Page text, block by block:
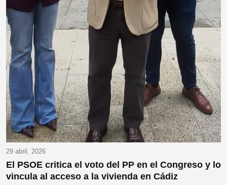
29 abril, 2026
El PSOE critica el voto del PP en el Congreso y lo
vincula al acceso a la vivienda en Cádiz